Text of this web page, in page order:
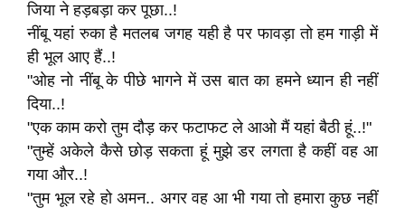
जिया ने हड़बड़ा कर पूछा..!
नींबू यहां रुका है मतलब जगह यही है पर फावड़ा तो हम गाड़ी में
ही भूल आए हैं..!
"ओह नो नींबू के पीछे भागने में उस बात का हमने ध्यान ही नहीं
दिया..!
"एक काम करो तुम दौड़ कर फटाफट ले आओ मैं यहां बैठी हूं..!"
"तुम्हें अकेले कैसे छोड़ सकता हूं मुझे डर लगता है कहीं वह आ
गया और..!
"तुम भूल रहे हो अमन.. अगर वह आ भी गया तो हमारा कुछ नहीं